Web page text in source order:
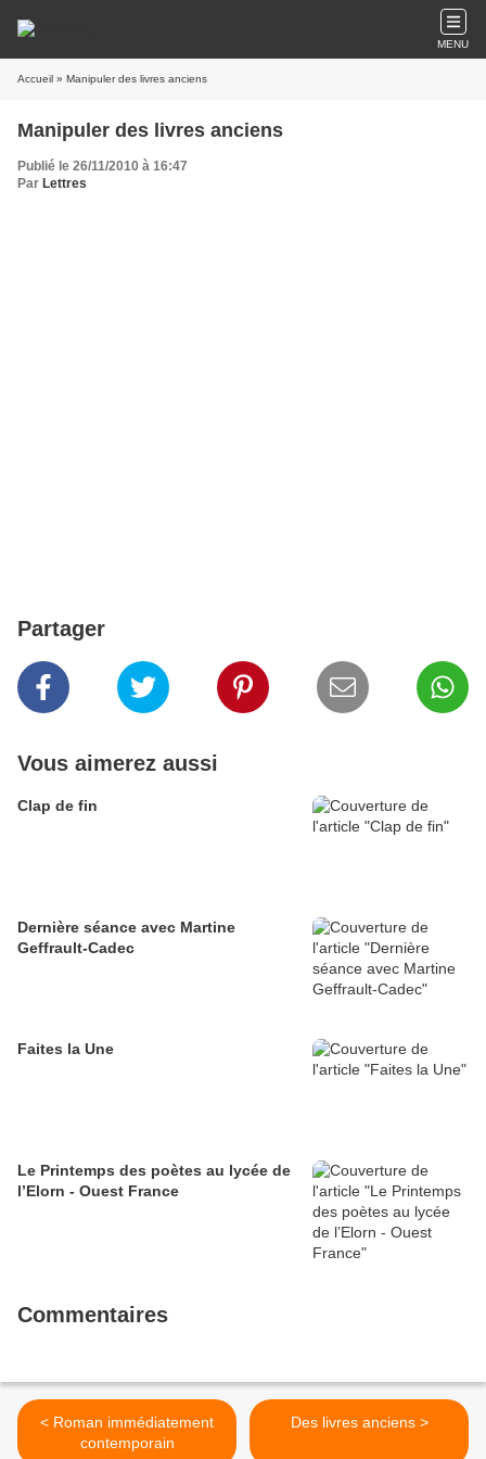
MENU
Accueil » Manipuler des livres anciens
Manipuler des livres anciens
Publié le 26/11/2010 à 16:47
Par Lettres
Partager
Vous aimerez aussi
Clap de fin
Dernière séance avec Martine
Geffrault-Cadec
Faites la Une
Le Printemps des poètes au lycée de
l’Elorn - Ouest France
Commentaires
< Roman immédiatement
contemporain
Des livres anciens >